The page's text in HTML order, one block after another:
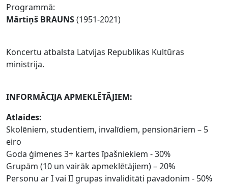
Programmā:
Mārtiņš BRAUNS(1951-2021)
Koncertu atbalsta Latvijas Republikas Kultūras
ministrija.
INFORMĀCIJA APMEKLĒTĀJIEM:
Atlaides:
Skolēniem, studentiem, invalīdiem, pensionāriem – 5
eiro
Goda ģimenes 3+ kartes īpašniekiem - 30%
Grupām (10 un vairāk apmeklētājiem) – 20%
Personu ar I vai II grupas invaliditāti pavadonim - 50%